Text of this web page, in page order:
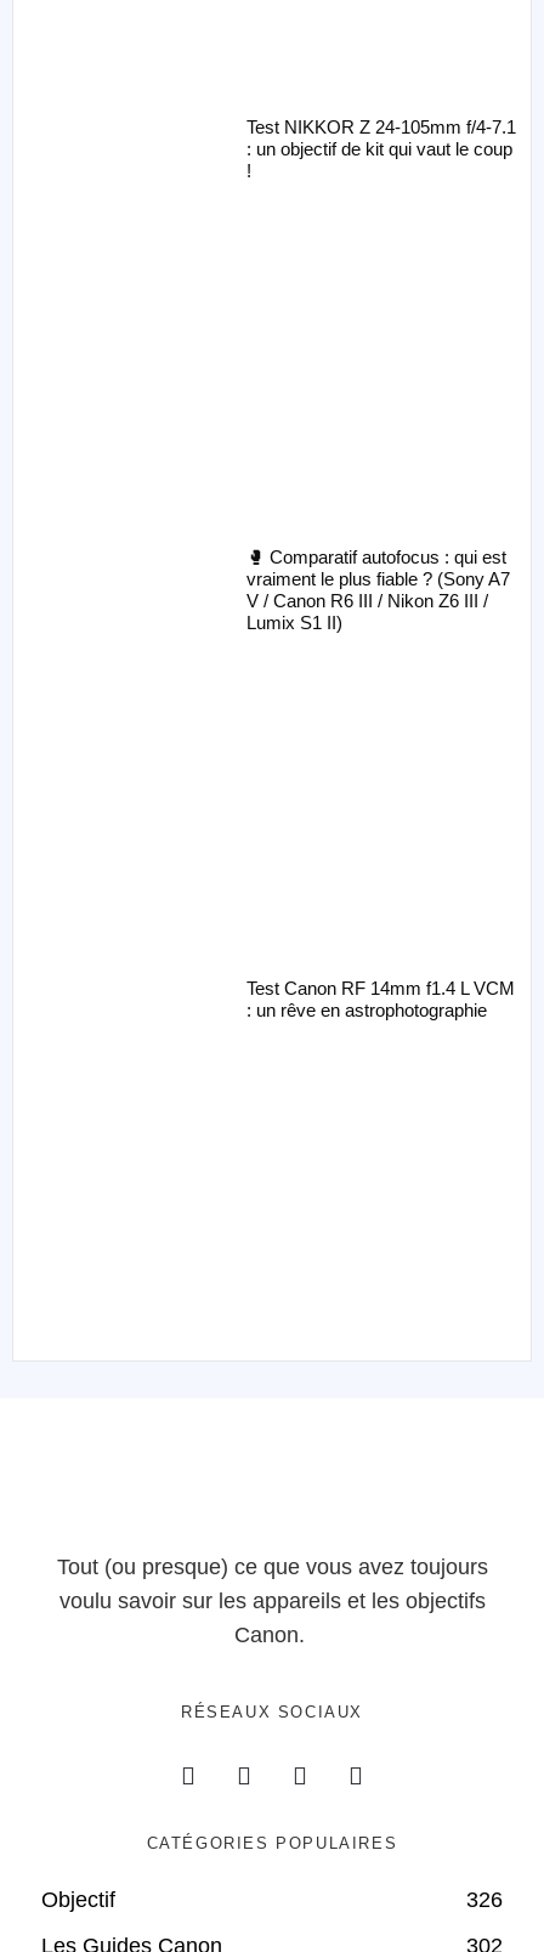
Test NIKKOR Z 24-105mm f/4-7.1
: un objectif de kit qui vaut le coup
!
🥊 Comparatif autofocus : qui est
vraiment le plus fiable ? (Sony A7
V / Canon R6 III / Nikon Z6 III /
Lumix S1 II)
Test Canon RF 14mm f1.4 L VCM
: un rêve en astrophotographie
Tout (ou presque) ce que vous avez toujours
voulu savoir sur les appareils et les objectifs
Canon.
RÉSEAUX SOCIAUX
CATÉGORIES POPULAIRES
Objectif
326
Les Guides Canon
302